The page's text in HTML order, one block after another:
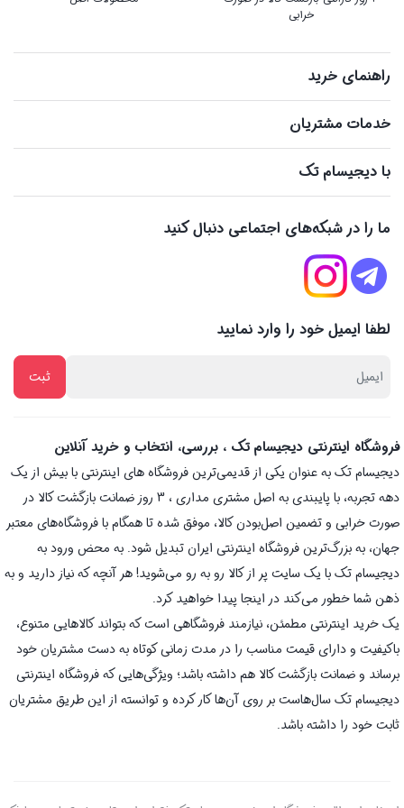
خرابی
راهنمای خرید
خدمات مشتریان
با دیجیسام تک
ما را در شبکه‌های اجتماعی دنبال کنید
لطفا ایمیل خود را وارد نمایید
فروشگاه اینترنتی دیجیسام تک ، بررسی، انتخاب و خرید آنلاین
دیجیسام تک به عنوان یکی از قدیمی‌ترین فروشگاه های اینترنتی با بیش از یک
دهه تجربه، با پایبندی به اصل مشتری مداری ، 3 روز ضمانت بازگشت کالا در
صورت خرابی و تضمین اصل‌بودن کالا، موفق شده تا همگام با فروشگاه‌های معتبر
جهان، به بزرگ‌ترین فروشگاه اینترنتی ایران تبدیل شود. به محض ورود به
دیجیسام تک با یک سایت پر از کالا رو به رو می‌شوید! هر آنچه که نیاز دارید و به
ذهن شما خطور می‌کند در اینجا پیدا خواهید کرد.
یک خرید اینترنتی مطمئن، نیازمند فروشگاهی است که بتواند کالاهایی متنوع،
باکیفیت و دارای قیمت مناسب را در مدت زمانی کوتاه به دست مشتریان خود
برساند و ضمانت بازگشت کالا هم داشته باشد؛ ویژگی‌هایی که فروشگاه اینترنتی
دیجیسام تک سال‌هاست بر روی آن‌ها کار کرده و توانسته از این طریق مشتریان
ثابت خود را داشته باشد.